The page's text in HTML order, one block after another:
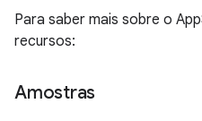
Para saber mais sobre o
recursos:
Amostras